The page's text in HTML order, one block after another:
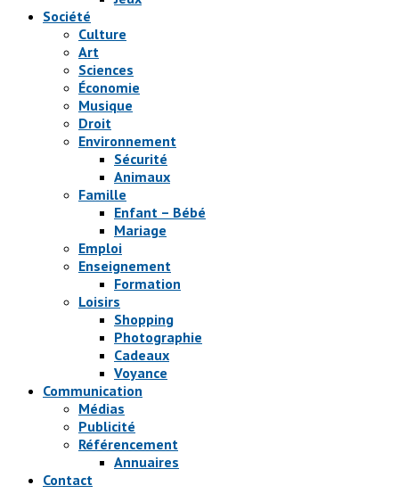
Société
Culture
Art
Sciences
Économie
Musique
Droit
Environnement
Sécurité
Animaux
Famille
Enfant – Bébé
Mariage
Emploi
Enseignement
Formation
Loisirs
Shopping
Photographie
Cadeaux
Voyance
Communication
Médias
Publicité
Référencement
Annuaires
Contact